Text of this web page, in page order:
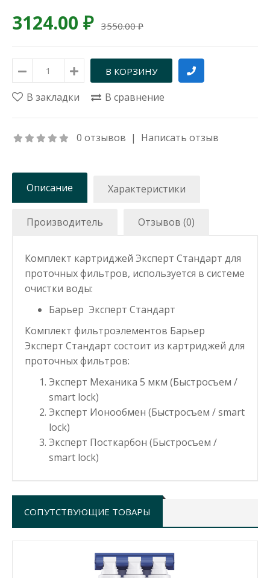
3124.00 ₽ 3550.00 ₽
В закладки В сравнение
0 отзывов | Написать отзыв
Описание Характеристики
Производитель Отзывов (0)
Комплект картриджей Эксперт Стандарт для
проточных фильтров, используется в системе
очистки воды:
Барьер Эксперт Стандарт
Комплект фильтроэлементов Барьер
Эксперт Стандарт состоит из картриджей для
проточных фильтров:
Эксперт Механика 5 мкм (Быстросъем /
smart lock)
Эксперт Ионообмен (Быстросъем / smart
lock)
Эксперт Посткарбон (Быстросъем /
smart lock)
СОПУТСТВУЮЩИЕ ТОВАРЫ